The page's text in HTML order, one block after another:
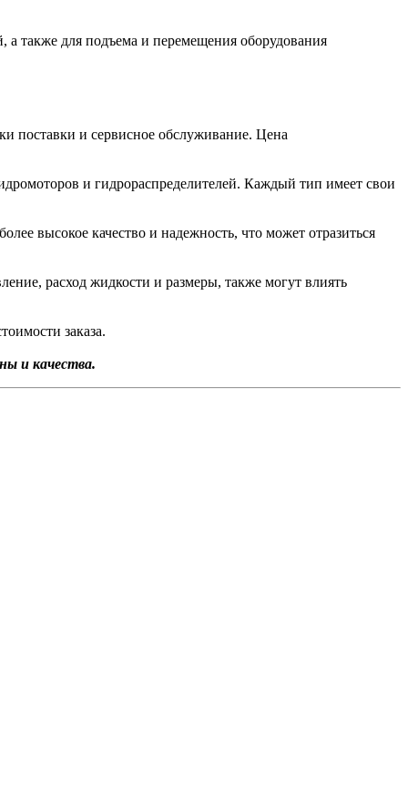
а также для подъема и перемещения оборудования
поставки и сервисное обслуживание. Цена
и гидрораспределителей. Каждый тип имеет свои
высокое качество и надежность, что может отразиться
расход жидкости и размеры, также могут влиять
заказа.
и качества.